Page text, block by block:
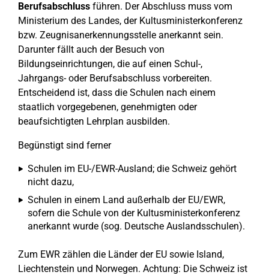
Berufsabschluss führen. Der Abschluss muss vom
Ministerium des Landes, der Kultusministerkonferenz
bzw. Zeugnisanerkennungsstelle anerkannt sein.
Darunter fällt auch der Besuch von
Bildungseinrichtungen, die auf einen Schul-,
Jahrgangs- oder Berufsabschluss vorbereiten.
Entscheidend ist, dass die Schulen nach einem
staatlich vorgegebenen, genehmigten oder
beaufsichtigten Lehrplan ausbilden.
Begünstigt sind ferner
Schulen im EU-/EWR-Ausland; die Schweiz gehört
nicht dazu,
Schulen in einem Land außerhalb der EU/EWR,
sofern die Schule von der Kultusministerkonferenz
anerkannt wurde (sog. Deutsche Auslandsschulen).
Zum EWR zählen die Länder der EU sowie Island,
Liechtenstein und Norwegen. Achtung: Die Schweiz ist